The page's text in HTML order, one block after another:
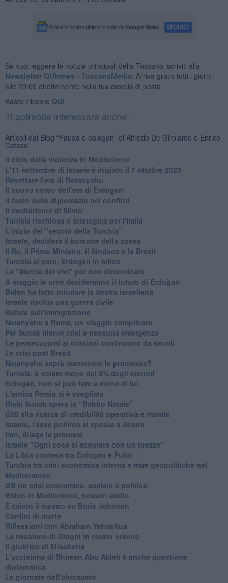
Se vuoi leggere le notizie principali della Toscana iscriviti alla
Newsletter QUInews - ToscanaMedia. Arriva gratis tutti i giorni
alle 20:00 direttamente nella tua casella di posta.
Basta cliccare QUI
Ti potrebbe interessare anche:
Articoli dal Blog “Fauda e balagan” di Alfredo De Girolamo e Enrico
Catassi
Il ciclo della violenza in Medioriente
L'11 settembre di Israele è iniziato il 7 ottobre 2023
Resettare l’era di Netanyahu
​Il nuovo corso dell’era di Erdogan
Il ruolo delle diplomazie nei conflitti
Il medioriente di Silvio
Tunisia rischiosa e strategica per l'Italia
L'inizio del “secolo della Turchia”
Israele, deciderà il borsone della spesa
Il Re, il Primo Ministro, il Sindaco e la Brexit
Turchia al voto, Erdogan in bilico
La "Marcia dei vivi" per non dimenticare
A maggio le urne decideranno il futuro di Erdoğan
Biden ha fatto infuriare la destra israeliana
Israele rischia una guerra civile
Bufera sull'immigrazione
Netanyahu a Roma, un viaggio complicato
Per Sunak niente crisi e nessuna emergenza
Le persecuzioni ai cristiani continuano da secoli
Le crisi post Brexit
Netanyahu saprà mantenere le promesse?
Tunisia, a votare meno del 9% degli elettori
Erdogan, non si può fare a meno di lui
L'antica Persia si è svegliata
Rishi Sunak spera in “Babbo Natale”
G20 alla ricerca di credibilità operativa e morale
Israele, l'asse politico si sposta a destra
Iran, dilaga la protesta
Israele "Ogni cosa si acquista con un prezzo"
La Libia contesa tra Erdogan e Putin
Turchia tra crisi economica interna e mire geopolitiche nel
Mediterraneo
GB tra crisi economica, sociale e politica
Biden in Medioriente, nessun addio
È calato il sipario su Boris Johnson
Confini di morte
Riflessioni con Abraham Yehoshua
La missione di Draghi in medio oriente
Il giubileo di Elisabetta
L'uccisione di Shireen Abu Akleh è anche questione
diplomatica
Le giornate dell'olocausto